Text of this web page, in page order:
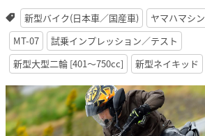
新型バイク(日本車／国産車) ヤマハマシン
MT-07
試乗インプレッション／テスト
新型大型二輪 [401〜750cc]
新型ネイキッド